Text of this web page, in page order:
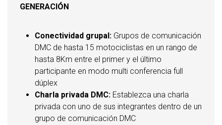
GENERACIÓN
Conectividad grupal: Grupos de comunicación
DMC de hasta 15 motociclistas en un rango de
hasta 8Km entre el primer y el último
participante en modo multi conferencia full
dúplex
Charla privada DMC: Establezca una charla
privada con uno de sus integrantes dentro de un
grupo de comunicación DMC